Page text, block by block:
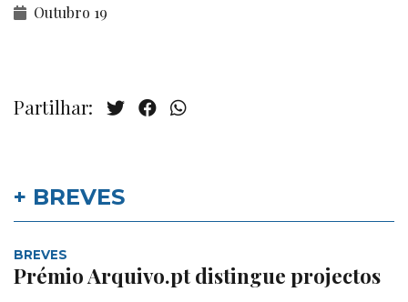
Outubro 19
Partilhar:
+ BREVES
BREVES
Prémio Arquivo.pt distingue projectos